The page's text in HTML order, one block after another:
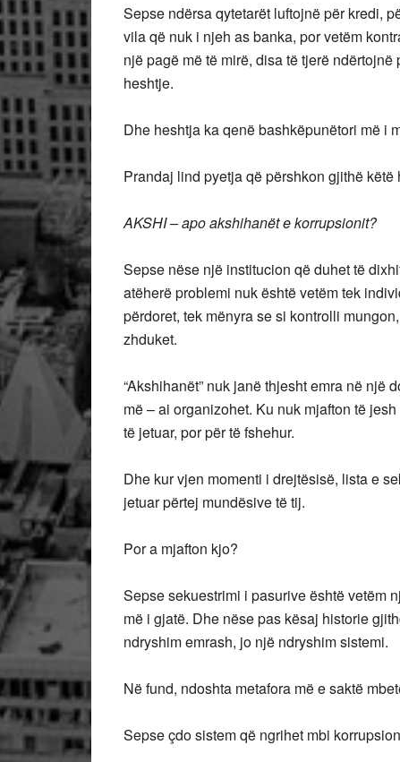
Sepse ndërsa qytetarët luftojnë për kredi,
vila që nuk i njeh as banka, por vetëm
një pagë më të mirë, disa të tjerë
heshtje.
Dhe heshtja ka qenë bashkëpunëtori më i
Prandaj lind pyetja që përshkon gjithë këtë
AKSHI – apo akshihanët e korrupsionit?
Sepse nëse një institucion që duhet të
atëherë problemi nuk është vetëm tek
përdoret, tek mënyra se si kontrolli
zhduket.
“Akshihanët” nuk janë thjesht emra në
më – ai organizohet. Ku nuk mjafton të
të jetuar, por për të fshehur.
Dhe kur vjen momenti i drejtësisë, lista e
jetuar përtej mundësive të tij.
Por a mjafton kjo?
Sepse sekuestrimi i pasurive është vetëm
më i gjatë. Dhe nëse pas kësaj historie
ndryshim emrash, jo një ndryshim sistemi.
Në fund, ndoshta metafora më e saktë
Sepse çdo sistem që ngrihet mbi